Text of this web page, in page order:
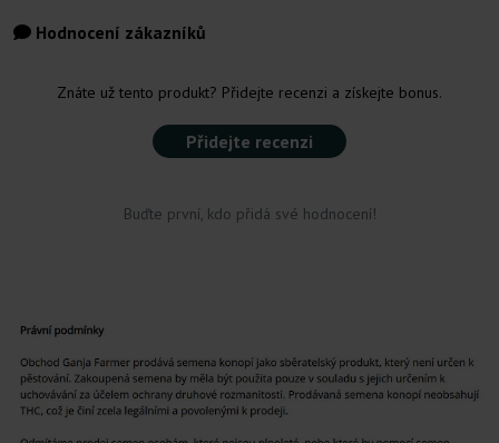
Hodnocení zákazníků
Znáte už tento produkt? Přidejte recenzi a získejte bonus.
Přidejte recenzi
Buďte první, kdo přidá své hodnocení!